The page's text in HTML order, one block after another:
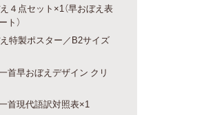
４点セット×1（早おぼえ表
ト）
特製ポスター／B2サイズ
首早おぼえデザイン クリ
一首現代語訳対照表×1